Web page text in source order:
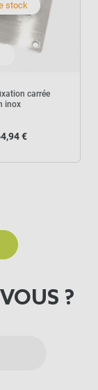
stock
carrée
inox
€
?